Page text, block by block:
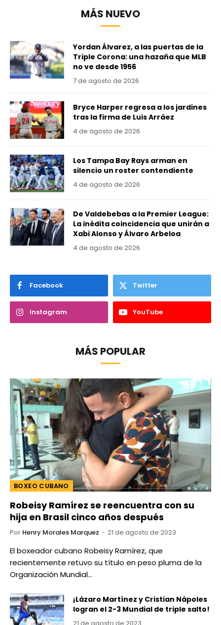
MÁS NUEVO
Yordan Álvarez, a las puertas de la
Triple Corona: una hazaña que MLB
no ve desde 1956
7 de agosto de 2026
Bryce Harper regresa a los jardines
tras la firma de Luis Arráez
4 de agosto de 2026
Los Tampa Bay Rays arman en
silencio un roster contendiente
4 de agosto de 2026
De Valdebebas a la Premier League:
La inédita coincidencia que unirán a
Xabi Alonso y Álvaro Arbeloa
4 de agosto de 2026
Facebook Twitter
Instagram YouTube
MÁS POPULAR
BOXEO CUBANO
Robeisy Ramírez se reencuentra con su
hija en Brasil cinco años después
Por Henry Morales Marquez 21 de agosto de 2023
El boxeador cubano Robeisy Ramírez, que
recientemente retuvo su título en peso pluma de la
Organización Mundial…
¡Lázaro Martínez y Cristian Nápoles
logran el 2-3 Mundial de triple salto!